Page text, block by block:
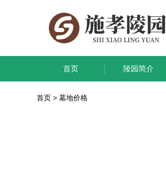
首页 陵园简介
首页 > 墓地价格